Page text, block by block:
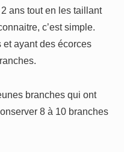
ans tout en les taillant
c’est simple.
ayant des écorces
branches qui ont
8 à 10 branches